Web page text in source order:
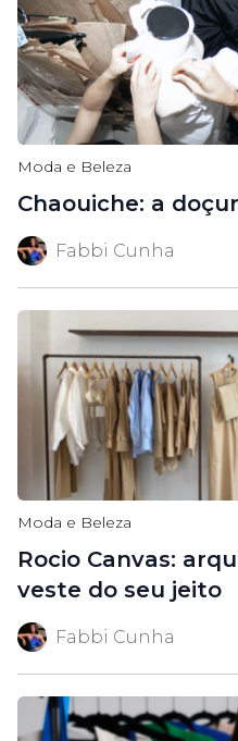
Moda e Beleza
Chaouiche: a
Fabbi Cunha
Moda e Beleza
Rocio Canvas:
veste do seu jeito
Fabbi Cunha